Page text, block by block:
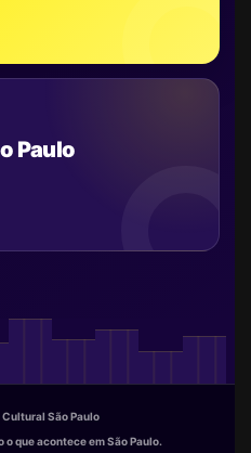
Paulo
São Paulo
que acontece em São Paulo.